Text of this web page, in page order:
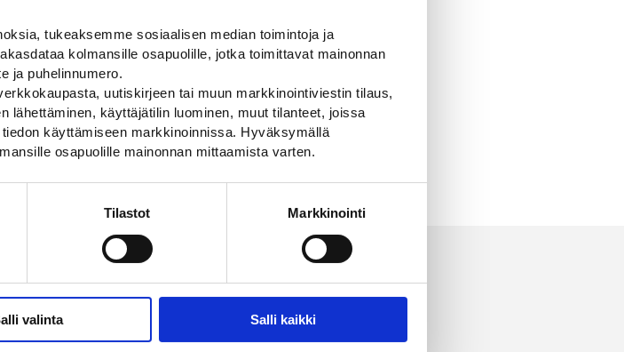
tukeaksemme sosiaalisen median toimintoja ja
kolmansille osapuolille, jotka toimittavat mainonnan
ja puhelinnumero.
uutiskirjeen tai muun markkinointiviestin tilaus,
lähettäminen, käyttäjätilin luominen, muut tilanteet, joissa
käyttämiseen markkinoinnissa. Hyväksymällä
osapuolille mainonnan mittaamista varten.
Tilastot Markkinointi
valinta Salli kaikki
merkit